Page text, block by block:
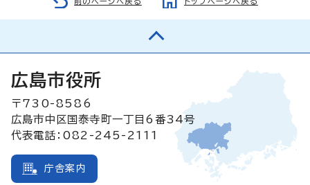
広島市役所
〒730-8586
広島市中区国泰寺町一丁目6番34号
代表電話：082-245-2111
庁舎案内